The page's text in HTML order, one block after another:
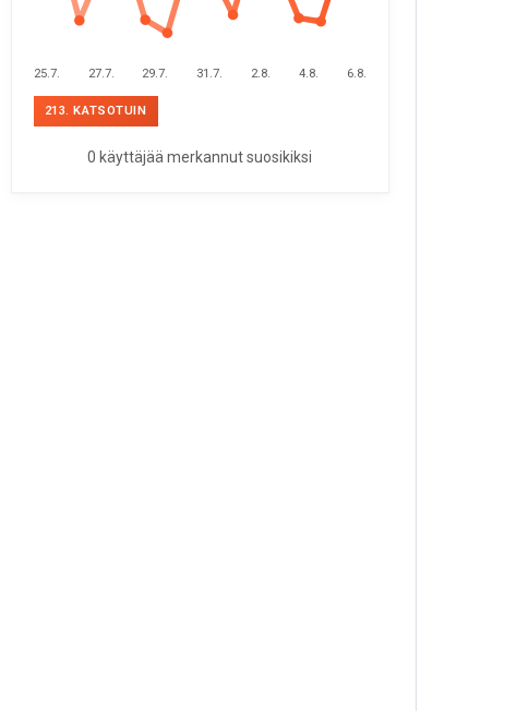
25.7. 27.7. 29.7. 31.7. 2.8. 4.8. 6.8.
213. KATSOTUIN
0 käyttäjää merkannut suosikiksi